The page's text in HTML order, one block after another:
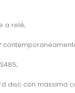
a relè;
disc con massima